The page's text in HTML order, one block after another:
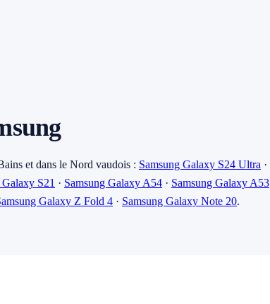
et dans le Nord vaudois : Samsung Galaxy S24 Ultra ·
S21 · Samsung Galaxy A54 · Samsung Galaxy A53
Galaxy Z Fold 4 · Samsung Galaxy Note 20.